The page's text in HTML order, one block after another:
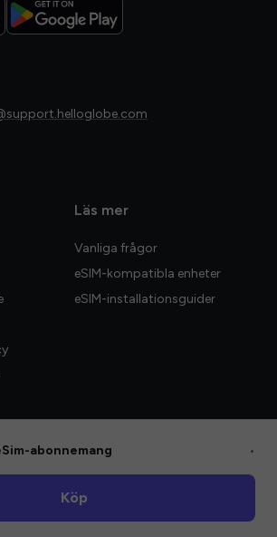
Läs mer
Vanliga frågor
eSIM-kompatibla enheter
eSIM-installationsguider
abonnemang •
Köp